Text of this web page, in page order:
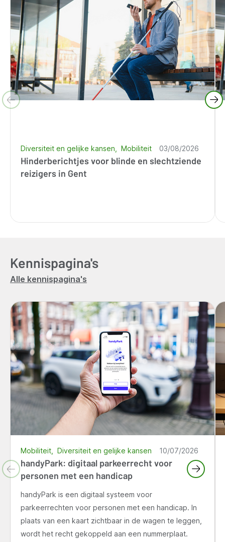
Hinderberichtjes voor blinde en slechtziende
reizigers in Gent
Diversiteit en gelijke kansen Mobiliteit 03/08/2026
Kennispagina's
Alle kennispagina's
handyPark: digitaal parkeerrecht voor
personen met een handicap
handyPark is een digitaal systeem voor
parkeerrechten voor personen met een handicap. In
plaats van een kaart zichtbaar in de wagen te leggen,
wordt het recht gekoppeld aan een nummerplaat.
Mobiliteit Diversiteit en gelijke kansen 10/07/2026